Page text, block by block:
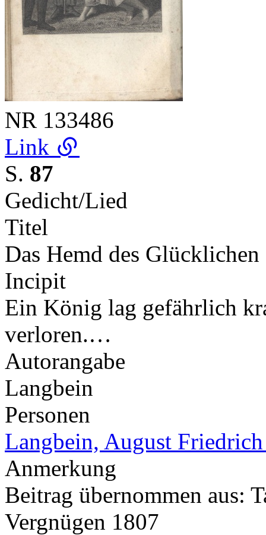
NR 133486
Link
S. 87
Gedicht/Lied
Titel
Das Hemd des Glücklichen
Incipit
Ein König lag gefährlich
verloren.…
Autorangabe
Langbein
Personen
Langbein, August
Anmerkung
Beitrag übernommen aus:
Vergnügen 1807